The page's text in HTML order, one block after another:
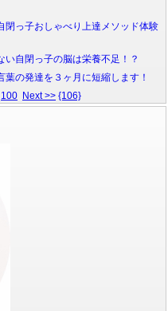
閉っ子おしゃべり上達メソッド体験
自閉っ子の脳は栄養不足！？
の発達を３ヶ月に短縮します！
100 Next >> {106}